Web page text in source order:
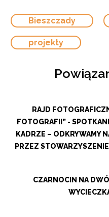
Bieszczady
projekty
RAJD
FOTOGRAFII” -
KADRZE – ODKRYWAMY
PRZEZ
CZARNOCIN NA